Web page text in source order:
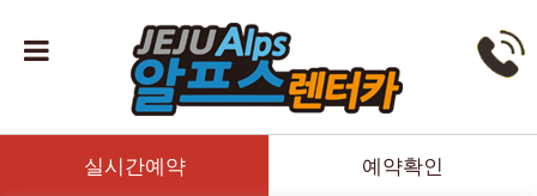
실시간예약 예약확인